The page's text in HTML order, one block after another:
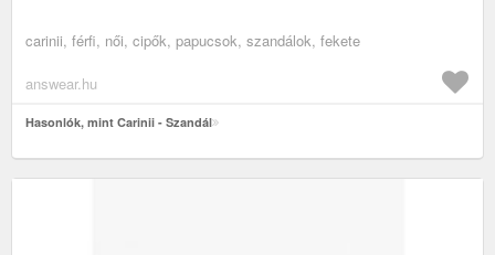
carinii, férfi, női, cipők, papucsok, szandálok, fekete
answear.hu
Hasonlók, mint Carinii - Szandál